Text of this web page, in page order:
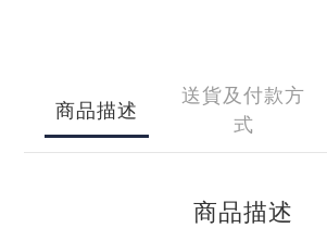
商品描述
送貨及付款方
式
商品描述